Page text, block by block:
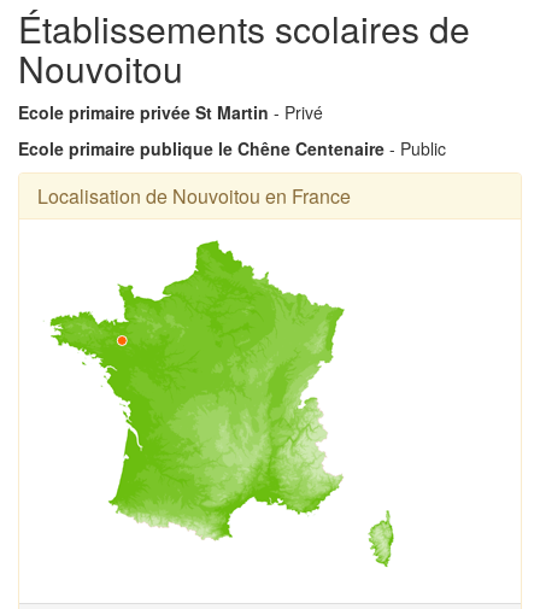
Établissements scolaires de
Nouvoitou
Ecole primaire privée St Martin - Privé
Ecole primaire publique le Chêne Centenaire - Public
Localisation de Nouvoitou en France